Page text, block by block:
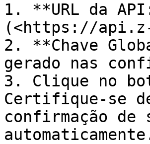
1. **URL da
(<https://
2. **Chave
gerado nas
3. Clique no
Certifique-se
confirmação de